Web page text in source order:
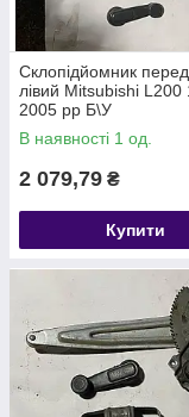
Склопідйомник
лівий Mitsubishi L200
2005 рр Б\У
В наявності 1 од.
2 079,79 ₴
Купити